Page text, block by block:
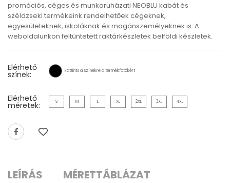
promóciós, céges és munkaruházati NEOBLU kabát és
széldzseki termékeink rendelhetőek cégeknek,
egyesületeknek, iskoláknak és magánszemélyeknek is. A
weboldalunkon feltüntetett raktárkészletek belföldi készletek.
Elérhető
színek: kattints a színekre a termékfotókért
Elérhető
méretek: S M L XL 2XL 3XL 4XL
LEÍRÁS
MÉRETTÁBLÁZAT